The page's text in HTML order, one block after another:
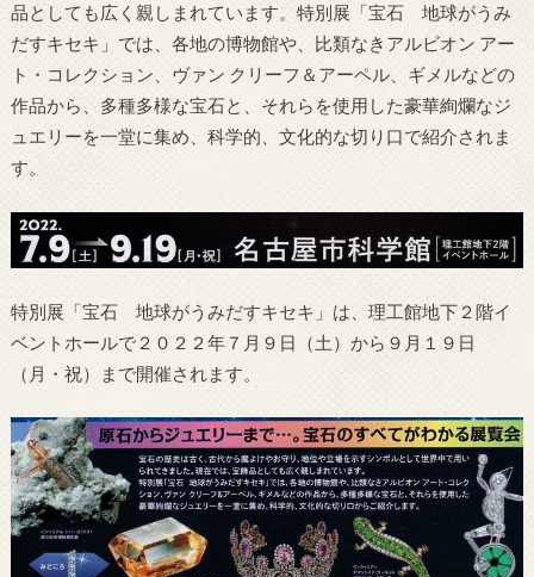
品としても広く親しまれています。特別展「宝石 地球がうみ
だすキセキ」では、各地の博物館や、比類なきアルビオン アー
ト・コレクション、ヴァン クリーフ＆アーペル、ギメルなどの
作品から、多種多様な宝石と、それらを使用した豪華絢爛なジ
ュエリーを一堂に集め、科学的、文化的な切り口で紹介されま
す。
特別展「宝石 地球がうみだすキセキ」は、理工館地下２階イ
ベントホールで２０２２年７月９日（土）から９月１９日
（月・祝）まで開催されます。